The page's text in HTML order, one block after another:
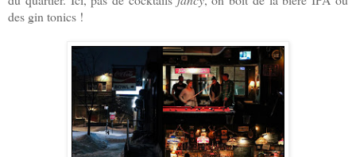
des gin tonics !